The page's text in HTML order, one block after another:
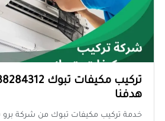
هدفنا
خدمة تركيب مكيفات تبوك من شركة